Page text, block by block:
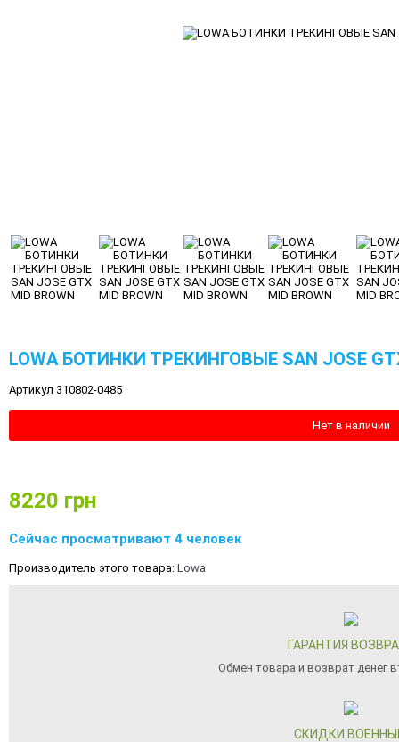
LOWA БОТИНКИ ТРЕКИНГОВЫЕ SAN JOSE
Артикул 310802-0485
Нет в наличии
8220 грн
Сейчас просматривают 4 человек
Производитель этого товара: Lowa
ГАРАНТИЯ
Обмен товара и возврат денег
СКИДКИ